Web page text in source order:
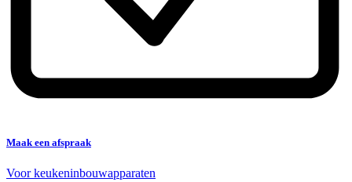
Maak een afspraak
Voor keukeninbouwapparaten